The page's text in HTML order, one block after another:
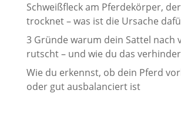
Schweißfleck am Pferdekörper,
trocknet – was ist die Ursache
3 Gründe warum dein Sattel nach
rutscht – und wie du das
Wie du erkennst, ob dein Pferd
oder gut ausbalanciert ist